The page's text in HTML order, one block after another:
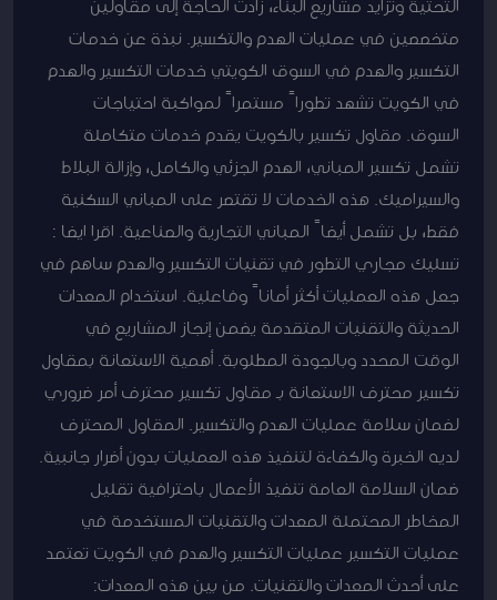
التحتية وتزايد مشاريع البناء، زادت الحاجة إلى مقاولين
متخصصين في عمليات الهدم والتكسير. نبذة عن خدمات
التكسير والهدم في السوق الكويتي خدمات التكسير والهدم
في الكويت تشهد تطوراً مستمراً لمواكبة احتياجات
السوق. مقاول تكسير بالكويت يقدم خدمات متكاملة
تشمل تكسير المباني، الهدم الجزئي والكامل، وإزالة البلاط
والسيراميك. هذه الخدمات لا تقتصر على المباني السكنية
فقط، بل تشمل أيضاً المباني التجارية والصناعية. اقرا ايضا :
تسليك مجاري التطور في تقنيات التكسير والهدم ساهم في
جعل هذه العمليات أكثر أماناً وفاعلية. استخدام المعدات
الحديثة والتقنيات المتقدمة يضمن إنجاز المشاريع في
الوقت المحدد وبالجودة المطلوبة. أهمية الاستعانة بمقاول
تكسير محترف الاستعانة بـ مقاول تكسير محترف أمر ضروري
لضمان سلامة عمليات الهدم والتكسير. المقاول المحترف
لديه الخبرة والكفاءة لتنفيذ هذه العمليات بدون أضرار جانبية.
ضمان السلامة العامة تنفيذ الأعمال باحترافية تقليل
المخاطر المحتملة المعدات والتقنيات المستخدمة في
عمليات التكسير عمليات التكسير والهدم في الكويت تعتمد
على أحدث المعدات والتقنيات. من بين هذه المعدات: